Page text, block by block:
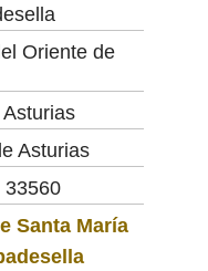
Oriente de
Asturias
33560
Santa María